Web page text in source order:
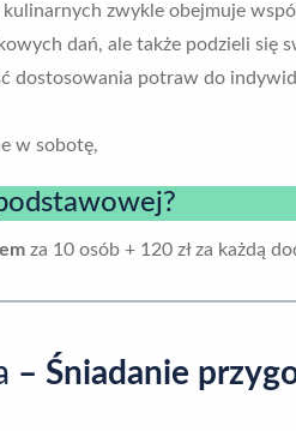
zwykle obejmuje
dań, ale także podzieli się
dostosowania potraw do
w sobotę,
za 10 osób + 120 zł za każdą
– Śniadanie